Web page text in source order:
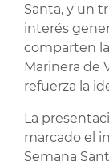
Santa, y un
interés
comparten
Marinera de
refuerza la
La
marcado el
Semana